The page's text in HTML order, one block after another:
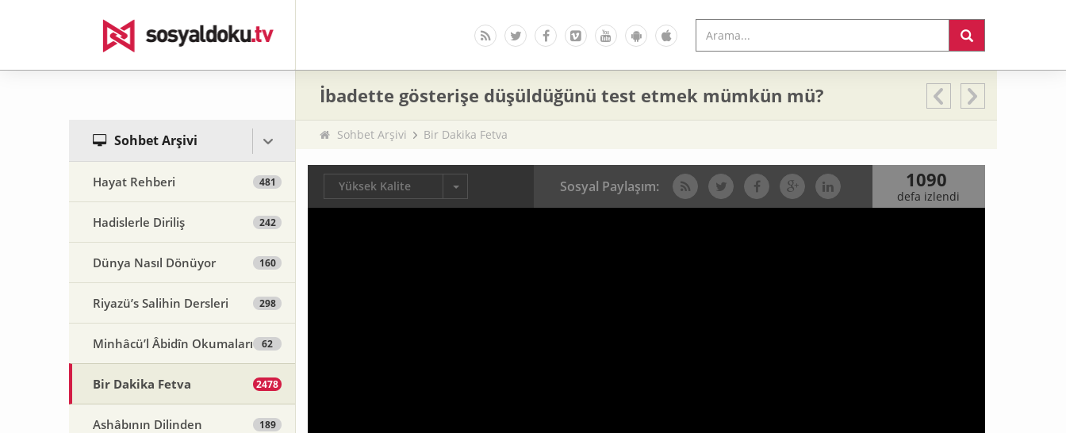
Sohbet Arşivi
Hayat Rehberi 481
Hadislerle Diriliş 242
Dünya Nasıl Dönüyor 160
Riyazü’s Salihin Dersleri 298
Minhâcü’l Âbidîn Okumaları 62
Bir Dakika Fetva 2478
Ashâbının Dilinden 189
İbadette gösterişe düşüldüğünü test etmek mümkün mü?
Sohbet Arşivi Bir Dakika Fetva
Yüksek Kalite Sosyal Paylaşım: 1090
defa izlendi